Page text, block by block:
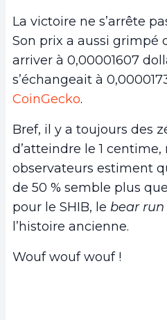
La victoire ne s’arrête
Son prix a aussi grimpé
arriver à 0,00001607
s’échangeait à
CoinGecko.
Bref, il y a toujours des
d’atteindre le 1 centime,
observateurs estiment
de 50 % semble plus
pour le SHIB, le bear run
l’histoire ancienne.
Wouf wouf wouf !